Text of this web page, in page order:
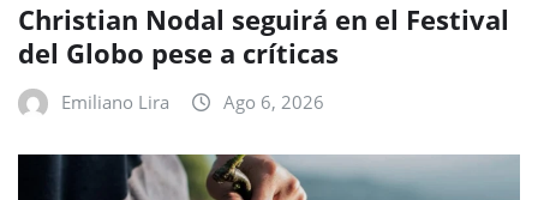
Christian Nodal seguirá en el Festival
del Globo pese a críticas
Emiliano Lira Ago 6, 2026